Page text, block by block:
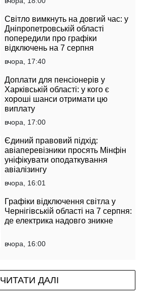
Світло вимкнуть на довгий час: у
Дніпропетровській області
попередили про графіки
відключень на 7 серпня
вчора, 17:40
Доплати для пенсіонерів у
Харківській області: у кого є
хороші шанси отримати цю
виплату
вчора, 17:00
Єдиний правовий підхід:
авіаперевізники просять Мінфін
уніфікувати оподаткування
авіалізингу
вчора, 16:01
Графіки відключення світла у
Чернігівській області на 7 серпня:
де електрика надовго зникне
вчора, 16:00
ЧИТАТИ ДАЛІ